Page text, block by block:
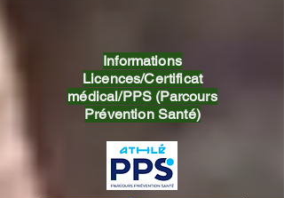
Informations
Licences/Certificat
médical/PPS (Parcours
Prévention Santé)